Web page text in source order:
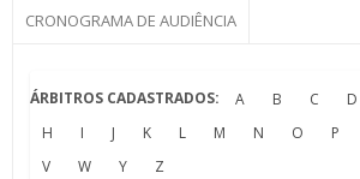
CRONOGRAMA DE AUDIÊNCIA
ÁRBITROS CADASTRADOS: A B C D
H
I J K L M N O P
V
W Y Z